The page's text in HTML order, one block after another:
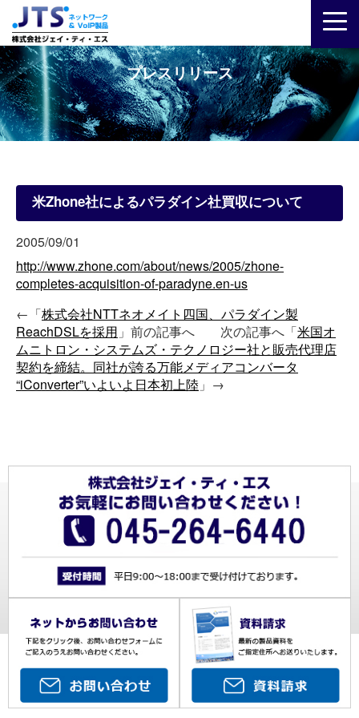
プレスリリース
米Zhone社によるパラダイン社買収について
2005/09/01
http://www.zhone.com/about/news/2005/zhone-
completes-acquisition-of-paradyne.en-us
←「株式会社NTTネオメイト四国、パラダイン製
ReachDSLを採用 」前の記事へ 次の記事へ「米国オ
ムニトロン・システムズ・テクノロジー社と販売代理店
契約を締結。同社が誇る万能メディアコンバータ
“iConverter”いよいよ日本初上陸 」→